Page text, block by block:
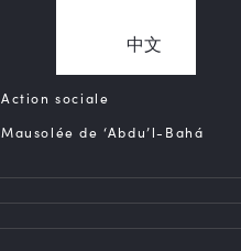
中文
Action sociale
Mausolée de ‘Abdu’l-Bahá